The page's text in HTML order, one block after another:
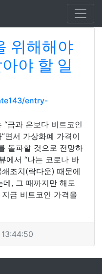
위해해야
야 할 일
entry-
금과 은보다 비트코인
면서 가상화폐 가격이
돌파할 것으로 전망하
에서 “나는 코로나 바
조치(락다운) 때문에
, 그 때까지만 해도
금 비트코인 가격을